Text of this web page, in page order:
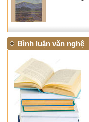
Bình luận văn nghệ